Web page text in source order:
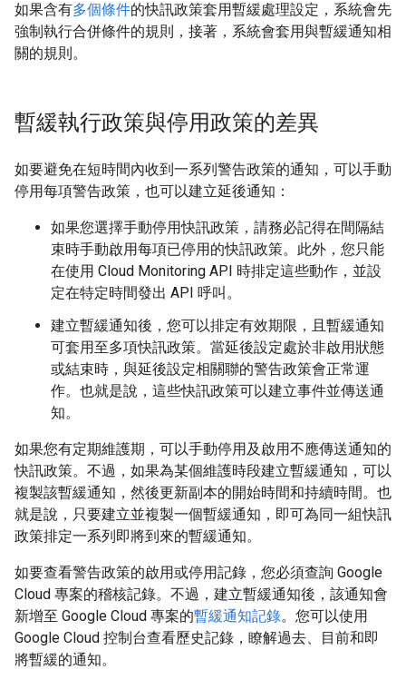
如果含有多個條件的快訊政策套用暫緩處理設定，系統會先
強制執行合併條件的規則，接著，系統會套用與暫緩通知相
關的規則。
暫緩執行政策與停用政策的差異
如要避免在短時間內收到一系列警告政策的通知，可以手動
停用每項警告政策，也可以建立延後通知：
如果您選擇手動停用快訊政策，請務必記得在間隔結
束時手動啟用每項已停用的快訊政策。此外，您只能
在使用 Cloud Monitoring API 時排定這些動作，並設
定在特定時間發出 API 呼叫。
建立暫緩通知後，您可以排定有效期限，且暫緩通知
可套用至多項快訊政策。當延後設定處於非啟用狀態
或結束時，與延後設定相關聯的警告政策會正常運
作。也就是說，這些快訊政策可以建立事件並傳送通
知。
如果您有定期維護期，可以手動停用及啟用不應傳送通知的
快訊政策。不過，如果為某個維護時段建立暫緩通知，可以
複製該暫緩通知，然後更新副本的開始時間和持續時間。也
就是說，只要建立並複製一個暫緩通知，即可為同一組快訊
政策排定一系列即將到來的暫緩通知。
如要查看警告政策的啟用或停用記錄，您必須查詢 Google
Cloud 專案的稽核記錄。不過，建立暫緩通知後，該通知會
新增至 Google Cloud 專案的暫緩通知記錄。您可以使用
Google Cloud 控制台查看歷史記錄，瞭解過去、目前和即
將暫緩的通知。